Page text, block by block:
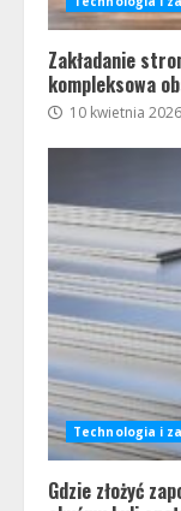
Zakładanie
kompleksowa
10 kwietnia 2026
Technologia i
Gdzie złożyć